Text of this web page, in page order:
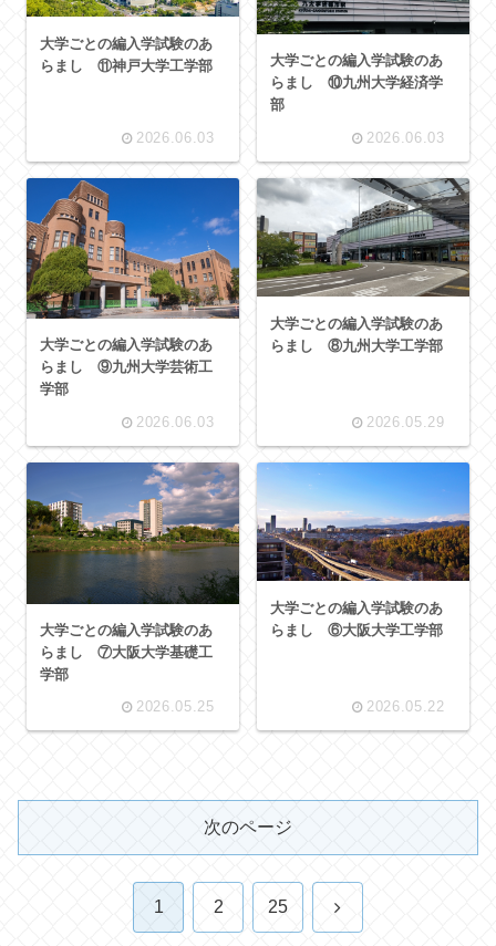
大学ごとの編入学試験のあ
らまし ⑪神戸大学工学部
2026.06.03
大学ごとの編入学試験のあ
らまし ⑩九州大学経済学
部
2026.06.03
大学ごとの編入学試験のあ
らまし ⑨九州大学芸術工
学部
2026.06.03
大学ごとの編入学試験のあ
らまし ⑧九州大学工学部
2026.05.29
大学ごとの編入学試験のあ
らまし ⑦大阪大学基礎工
学部
2026.05.25
大学ごとの編入学試験のあ
らまし ⑥大阪大学工学部
2026.05.22
次のページ
1 2 25 次